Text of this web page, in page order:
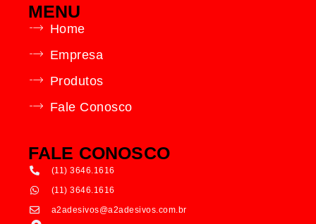
MENU
Home
Empresa
Produtos
Fale Conosco
FALE CONOSCO
(11) 3646.1616
(11) 3646.1616
a2adesivos@a2adesivos.com.br